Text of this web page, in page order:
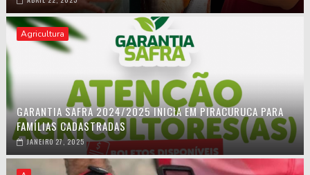
Agricultura
GARANTIA SAFRA 2024/2025 INICIA EM PIRACURUCA PARA
FAMÍLIAS CADASTRADAS
JANEIRO 27, 2025